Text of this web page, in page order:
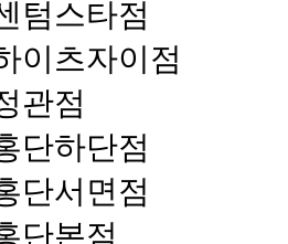
텀스타점
이츠자이점
관점
단하단점
단서면점
단본점